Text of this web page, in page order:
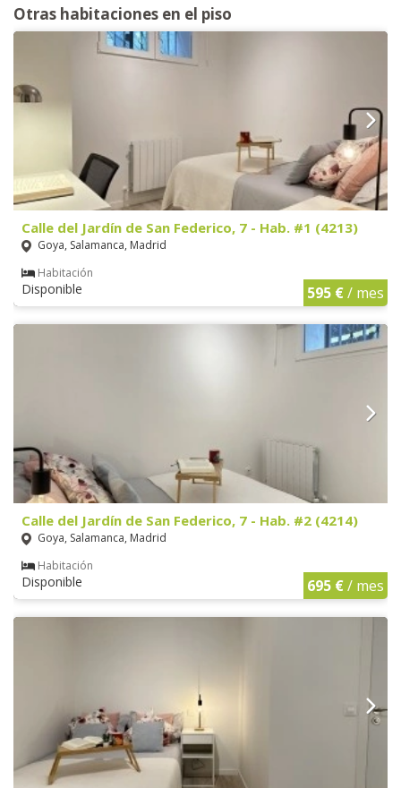
Otras habitaciones en el piso
Calle del Jardín de San Federico, 7 - Hab. #1 (4213)
Goya, Salamanca, Madrid
Habitación
Disponible 595 €/ mes
Calle del Jardín de San Federico, 7 - Hab. #2 (4214)
Goya, Salamanca, Madrid
Habitación
Disponible 695 €/ mes